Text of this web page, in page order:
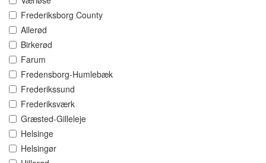
Frederiksborg County
Allerød
Birkerød
Farum
Fredensborg-Humlebæk
Frederikssund
Frederiksværk
Græsted-Gilleleje
Helsinge
Helsingør